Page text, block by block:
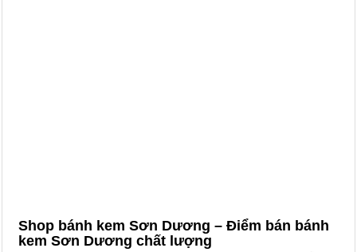
Shop bánh kem Sơn Dương – Điểm bán bánh
kem Sơn Dương chất lượng